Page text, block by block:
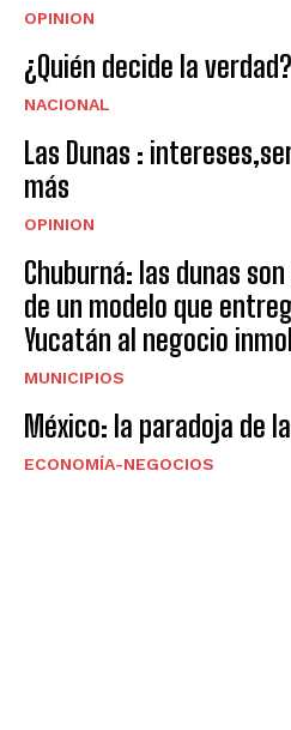
OPINION
¿Quién decide la verdad?
NACIONAL
Las Dunas :
más
OPINION
Chuburná: las dunas
de un modelo que
Yucatán al negocio
MUNICIPIOS
México: la paradoja de
ECONOMÍA-NEGOCIOS